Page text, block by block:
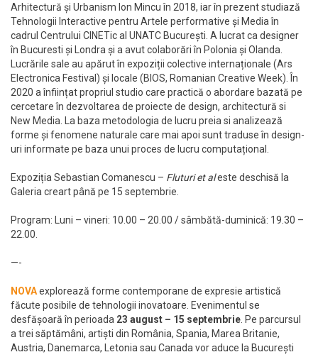
Arhitectură și Urbanism Ion Mincu în 2018, iar în prezent studiază
Tehnologii Interactive pentru Artele performative și Media în
cadrul Centrului CINETic al UNATC București. A lucrat ca designer
în Bucuresti și Londra și a avut colaborări în Polonia și Olanda.
Lucrările sale au apărut în expoziții colective internaționale (Ars
Electronica Festival) și locale (BIOS, Romanian Creative Week). În
2020 a înființat propriul studio care practică o abordare bazată pe
cercetare în dezvoltarea de proiecte de design, architectură si
New Media. La baza metodologia de lucru preia si analizează
forme și fenomene naturale care mai apoi sunt traduse în design-
uri informate pe baza unui proces de lucru computațional.
Expoziția Sebastian Comanescu – Fluturi et aleste deschisă la
Galeria creart până pe 15 septembrie.
Program: Luni – vineri: 10.00 – 20.00 / sâmbătă-duminică: 19.30 –
22.00.
—-
NOVAexplorează forme contemporane de expresie artistică
făcute posibile de tehnologii inovatoare. Evenimentul se
desfășoară în perioada 23 august – 15 septembrie. Pe parcursul
a trei săptămâni, artiști din România, Spania, Marea Britanie,
Austria, Danemarca, Letonia sau Canada vor aduce la București